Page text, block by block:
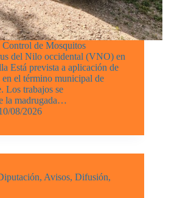
de Mosquitos
del Nilo occidental (VNO) en
Está prevista a aplicación de
en el término municipal de
Los trabajos se
la madrugada…
08/2026
, Avisos, Difusión,